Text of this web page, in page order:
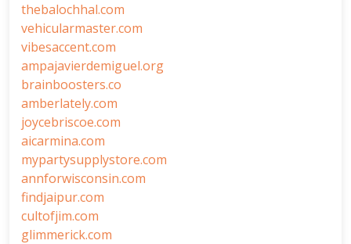
thebalochhal.com
vehicularmaster.com
vibesaccent.com
ampajavierdemiguel.org
brainboosters.co
amberlately.com
joycebriscoe.com
aicarmina.com
mypartysupplystore.com
annforwisconsin.com
findjaipur.com
cultofjim.com
glimmerick.com